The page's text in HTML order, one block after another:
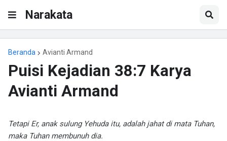
Narakata
Beranda Avianti Armand
Puisi Kejadian 38:7 Karya
Avianti Armand
Tetapi Er, anak sulung Yehuda itu, adalah jahat di mata Tuhan,
maka Tuhan membunuh dia.